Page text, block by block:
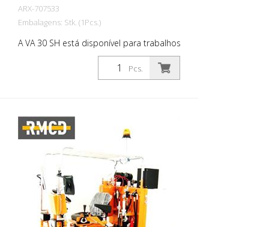
ARX-707533
Embalagens: Stk. (1Pcs.)
A VA 30 SH está disponível para trabalhos
pesados de limpeza e desbaste. Uma
máquina manobrável e fácil de operar
graças à sua alimentação hidráulica. É
lama de betão, crostas de sujidade ou
revestimentos de plástico façam parte
da atividade diária. Também prova o seu
valor em trabalhos de demarcação e na
remoção de superfícies de borracha em
aeroportos. Para cada aplicação estão
disponíveis as lâminas adequadas. A VA
30 SH está equipada com um dispositivo
de ajuste de profundidade infinitamente
variável e um sistema de amortecimento
Pcs.